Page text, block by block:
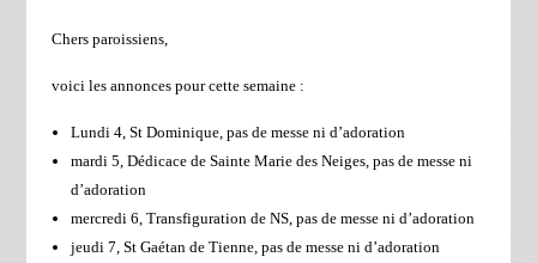
Chers paroissiens,
voici les annonces pour cette semaine :
Lundi 4, St Dominique, pas de messe ni d’adoration
mardi 5, Dédicace de Sainte Marie des Neiges, pas de messe ni
d’adoration
mercredi 6, Transfiguration de NS, pas de messe ni d’adoration
jeudi 7, St Gaétan de Tienne, pas de messe ni d’adoration